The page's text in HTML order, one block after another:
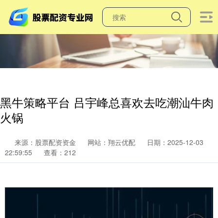
黑牛策略平台 吕宇峰总喜欢去吃潮汕牛肉
火锅
来源：股票配资资金 网站：翔云优配
日期：2025-12-03
22:59:55
查看：212